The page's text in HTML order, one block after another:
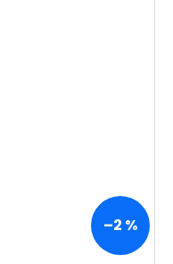
–2 %